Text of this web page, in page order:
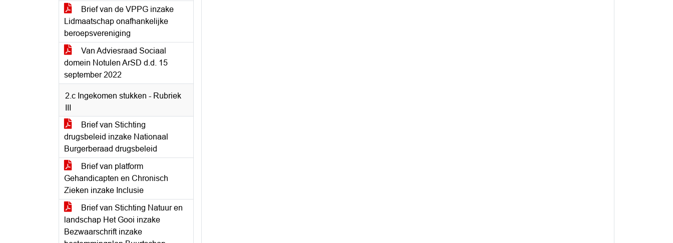
Brief van de VPPG inzake
Lidmaatschap onafhankelijke
beroepsvereniging
Van Adviesraad Sociaal
domein Notulen ArSD d.d. 15
september 2022
2.c Ingekomen stukken - Rubriek
Brief van Stichting
drugsbeleid inzake Nationaal
Burgerberaad drugsbeleid
Brief van platform
Gehandicapten en Chronisch
Zieken inzake Inclusie
Brief van Stichting Natuur en
landschap Het Gooi inzake
Bezwaarschrift inzake